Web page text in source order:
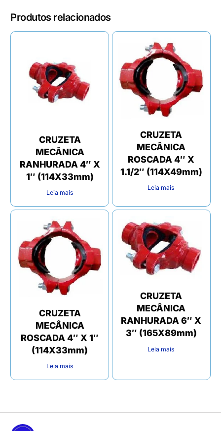
Produtos relacionados
CRUZETA
MECÂNICA
RANHURADA 4″ X
1″ (114X33mm)
Leia mais
CRUZETA
MECÂNICA
ROSCADA 4″ X
1.1/2″ (114X49mm)
Leia mais
CRUZETA
MECÂNICA
ROSCADA 4″ X 1″
(114X33mm)
Leia mais
CRUZETA
MECÂNICA
RANHURADA 6″ X
3″ (165X89mm)
Leia mais